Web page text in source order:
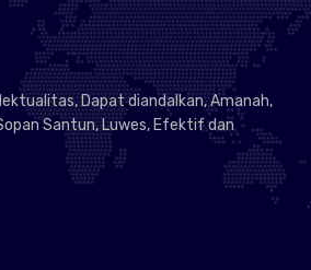
Dapat diandalkan, Amanah,
Santun, Luwes, Efektif dan